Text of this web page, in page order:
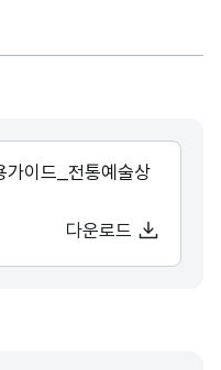
이드_전통예술상
다운로드